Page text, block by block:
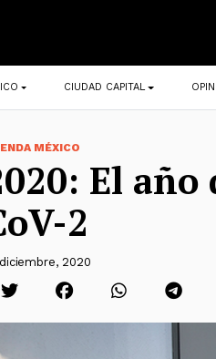
CIUDAD CAPITAL
MÉXICO
El año
2
2020